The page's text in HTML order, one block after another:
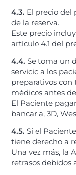
4.3. El precio del
de la reserva.
Este precio
artículo 4.1 del
4.4. Se toma un
servicio a los
preparativos con
médicos antes
El Paciente
bancaria, 3D,
4.5. Si el
tiene derecho a
Una vez más, la
retrasos debidos